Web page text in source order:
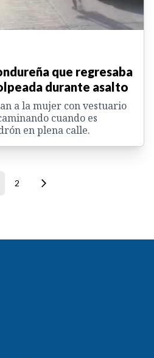
que regresaba
durante asalto
a la mujer con vestuario
cuando es
en plena calle.
2